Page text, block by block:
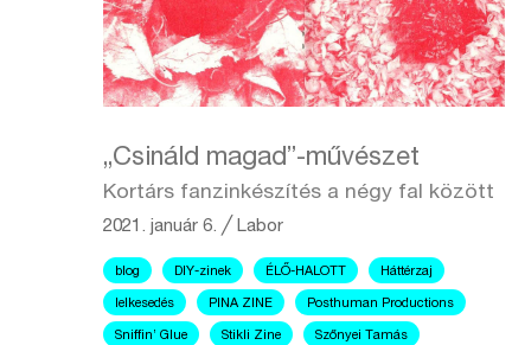
„Csináld magad”-művészet
Kortárs fanzinkészítés a négy fal között
2021. január 6. ╱ Labor
blog DIY-zinek ÉLŐ-HALOTT Háttérzaj
lelkesedés PINA ZINE Posthuman Productions
Sniffin’ Glue Stikli Zine Szőnyei Tamás